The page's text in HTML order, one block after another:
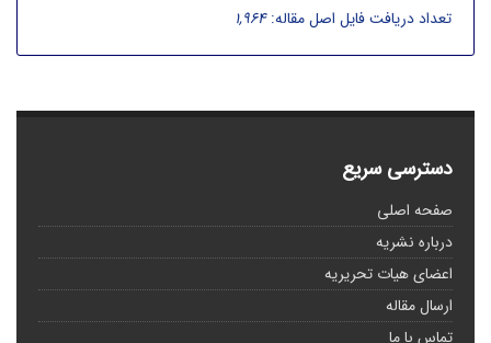
تعداد دریافت فایل اصل مقاله:1,964
دسترسی سریع
صفحه اصلی
درباره نشریه
اعضای هیات تحریریه
ارسال مقاله
تماس با ما